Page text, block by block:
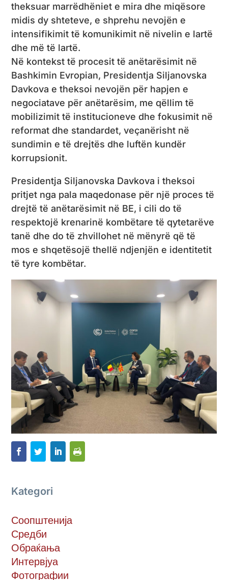
theksuar marrëdhëniet e mira dhe miqësore
midis dy shteteve, e shprehu nevojën e
intensifikimit të komunikimit në nivelin e lartë
dhe më të lartë.
Në kontekst të procesit të anëtarësimit në
Bashkimin Evropian, Presidentja Siljanovska
Davkova e theksoi nevojën për hapjen e
negociatave për anëtarësim, me qëllim të
mobilizimit të institucioneve dhe fokusimit në
reformat dhe standardet, veçanërisht në
sundimin e të drejtës dhe luftën kundër
korrupsionit.
Presidentja Siljanovska Davkova i theksoi
pritjet nga pala maqedonase për një proces të
drejtë të anëtarësimit në BE, i cili do të
respektojë krenarinë kombëtare të qytetarëve
tanë dhe do të zhvillohet në mënyrë që të
mos e shqetësojë thellë ndjenjën e identitetit
të tyre kombëtar.
Kategori
Соопштенија
Средби
Обраќања
Интервјуа
Фотографии